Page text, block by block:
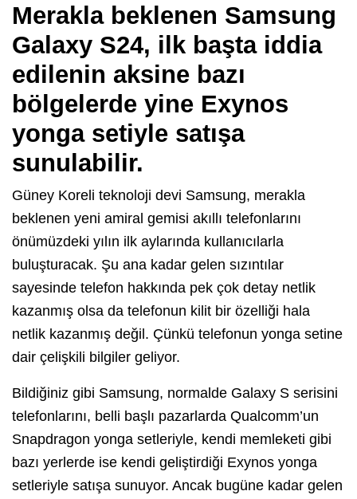
Merakla beklenen Samsung
Galaxy S24, ilk başta iddia
edilenin aksine bazı
bölgelerde yine Exynos
yonga setiyle satışa
sunulabilir.
Güney Koreli teknoloji devi Samsung, merakla
beklenen yeni amiral gemisi akıllı telefonlarını
önümüzdeki yılın ilk aylarında kullanıcılarla
buluşturacak. Şu ana kadar gelen sızıntılar
sayesinde telefon hakkında pek çok detay netlik
kazanmış olsa da telefonun kilit bir özelliği hala
netlik kazanmış değil. Çünkü telefonun yonga setine
dair çelişkili bilgiler geliyor.
Bildiğiniz gibi Samsung, normalde Galaxy S serisini
telefonlarını, belli başlı pazarlarda Qualcomm’un
Snapdragon yonga setleriyle, kendi memleketi gibi
bazı yerlerde ise kendi geliştirdiği Exynos yonga
setleriyle satışa sunuyor. Ancak bugüne kadar gelen